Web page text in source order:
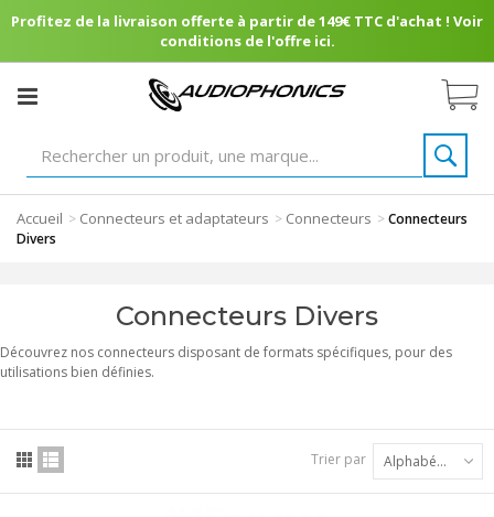
Profitez de la livraison offerte à partir de 149€ TTC d'achat ! Voir
conditions de l'offre ici.
Accueil > Connecteurs et adaptateurs > Connecteurs >Connecteurs
Divers
Connecteurs Divers
Découvrez nos connecteurs disposant de formats spécifiques, pour des
utilisations bien définies.
Trier par Alphabétique : A à Z